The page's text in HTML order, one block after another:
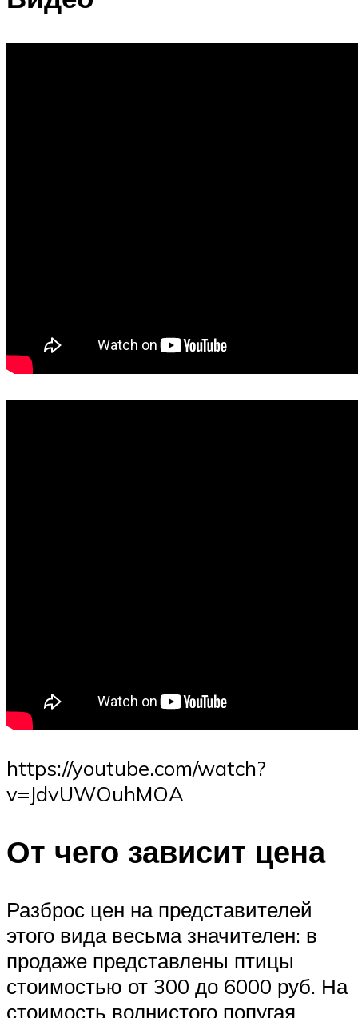
https://youtube.com/watch?
v=JdvUWOuhMOA
От чего зависит цена
Разброс цен на представителей
этого вида весьма значителен: в
продаже представлены птицы
стоимостью от 300 до 6000 руб. На
стоимость волнистого попугая